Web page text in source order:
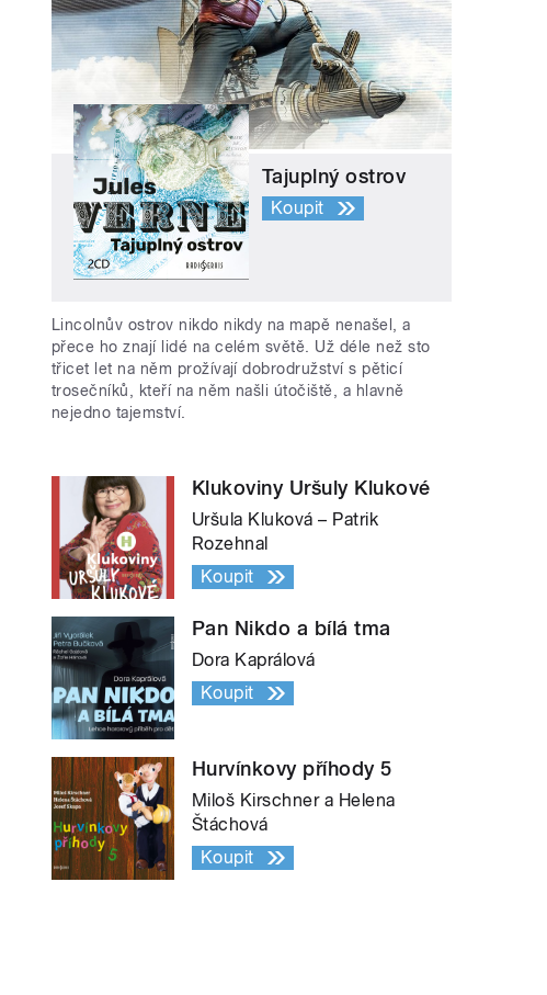
Tajuplný ostrov
Koupit
Lincolnův ostrov nikdo nikdy na mapě nenašel, a
přece ho znají lidé na celém světě. Už déle než sto
třicet let na něm prožívají dobrodružství s pěticí
trosečníků, kteří na něm našli útočiště, a hlavně
nejedno tajemství.
Klukoviny Uršuly Klukové
Uršula Kluková – Patrik
Rozehnal
Koupit
Pan Nikdo a bílá tma
Dora Kaprálová
Koupit
Hurvínkovy příhody 5
Miloš Kirschner a Helena
Štáchová
Koupit